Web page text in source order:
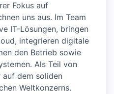
Fokus auf
uns aus. Im Team
IT-Lösungen, bringen
integrieren digitale
den Betrieb sowie
Als Teil von
auf dem soliden
Weltkonzerns.